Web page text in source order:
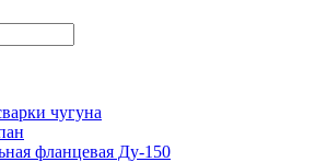
чугуна
фланцевая Ду-150